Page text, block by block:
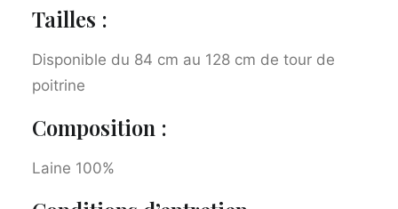
Tailles :
Disponible du 84 cm au 128 cm de tour de
poitrine
Composition :
Laine 100%